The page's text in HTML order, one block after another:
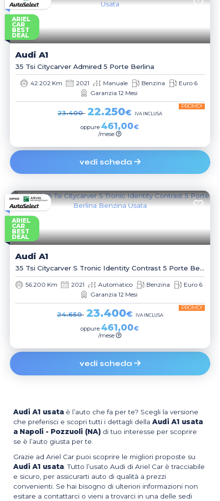
ARIEL
CAR
BEST
DEAL
Audi A1
35 Tsi Citycarver Admired 5 Porte Berlina
42.202 Km 2021 Manuale Benzina
Euro 6
Garanzia 12 Mesi
23.400 22.250€
PROMO!
IVA INCLUSA
oppure461,00€
/mese
vedi scheda
ARIEL
CAR
BEST
DEAL
Audi A1
35 Tsi Citycarver S Tronic Identity Contrast 5 Porte Berlina
56.200 Km 2021 Automatico Benzina
Euro 6
Garanzia 12 Mesi
24.650 23.400€
PROMO!
IVA INCLUSA
oppure461,00€
/mese
vedi scheda
Audi A1 usata è l’auto che fa per te? Scegli la versione
che preferisci e scopri tutti i dettagli dellaAudi A1 usata
a Napoli - Pozzuoli (NA) di tuo interesse per scoprire
se è l’auto giusta per te.
Grazie ad Ariel Car puoi scoprire le migliori proposte su
Audi A1 usata . Tutto l’usato Audi di Ariel Car è tracciabile
e sicuro, per assicurarti auto di qualità a prezzi
convenienti. Se hai bisogno di ulteriori informazioni non
esitare a contattarci o vieni a trovarci in una delle sedi